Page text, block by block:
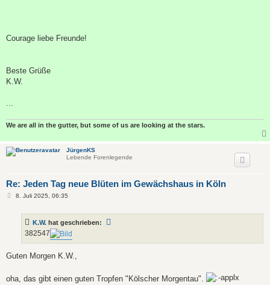
Courage liebe Freunde!
Beste Grüße
K.W.
We are all in the gutter, but some of us are looking at the stars.
JürgenKS
Lebende Forenlegende
Re: Jeden Tag neue Blüten im Gewächshaus in Köln
B8. Juli 2025, 06:35
K.W. hat geschrieben:
382547
Guten Morgen K.W.,
oha, das gibt einen guten Tropfen "Kölscher Morgentau".